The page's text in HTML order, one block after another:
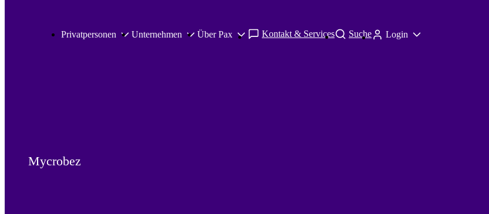
Privatpersonen Unternehmen Über Pax Kontakt & Services Suche Login
Mycrobez